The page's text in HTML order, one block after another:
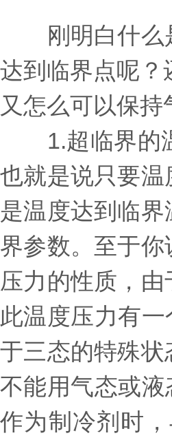
刚明白什么是
达到临界点呢
又怎么可以保
1.超临界的温
也就是说只要
是温度达到临
界参数。至于
压力的性质，
此温度压力有
于三态的特殊
不能用气态或
作为制冷剂时